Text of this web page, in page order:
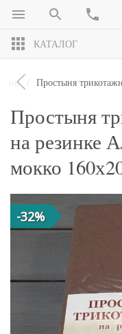
КАТАЛОГ
Простыня
Простыня
на
мокко
-32%